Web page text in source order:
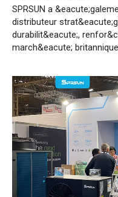
SPRSUN a
distributeur
durabilit&eacute;,
march&eacute;